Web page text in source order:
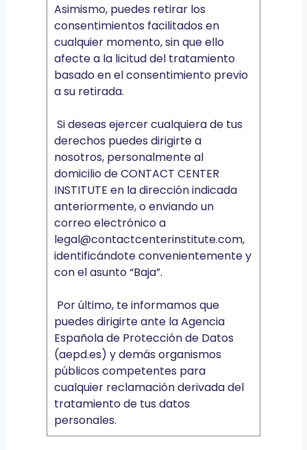
Asimismo, puedes retirar los
consentimientos facilitados en
cualquier momento, sin que ello
afecte a la licitud del tratamiento
basado en el consentimiento previo
a su retirada.
Si deseas ejercer cualquiera de tus
derechos puedes dirigirte a
nosotros, personalmente al
domicilio de CONTACT CENTER
INSTITUTE en la dirección indicada
anteriormente, o enviando un
correo electrónico a
legal@contactcenterinstitute.com,
identificándote convenientemente y
con el asunto “Baja”.
Por último, te informamos que
puedes dirigirte ante la Agencia
Española de Protección de Datos
(aepd.es) y demás organismos
públicos competentes para
cualquier reclamación derivada del
tratamiento de tus datos
personales.